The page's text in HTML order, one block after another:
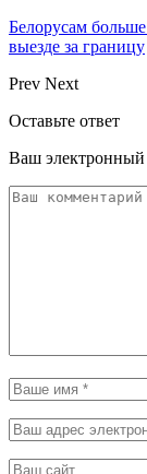
Белорусам
выезде за границу
Prev Next
Оставьте ответ
Ваш электронный